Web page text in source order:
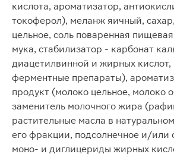
кислота, ароматизатор,
токоферол), меланж яичный,
цельное, соль поваренная
мука, стабилизатор - карбонат
диацетилвинной и жирных кислот,
ферментные препараты),
продукт (молоко цельное, молоко
заменитель молочного жира
растительные масла в
его фракции, подсолнечное и/или
моно- и диглицериды жирных